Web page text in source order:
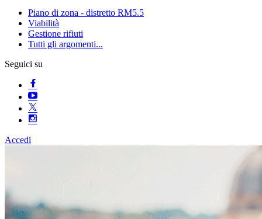
Piano di zona - distretto RM5.5
Viabilità
Gestione rifiuti
Tutti gli argomenti...
Seguici su
Accedi